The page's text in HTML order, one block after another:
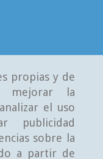
propias y de
mejorar la
el uso
sobre la
a partir de